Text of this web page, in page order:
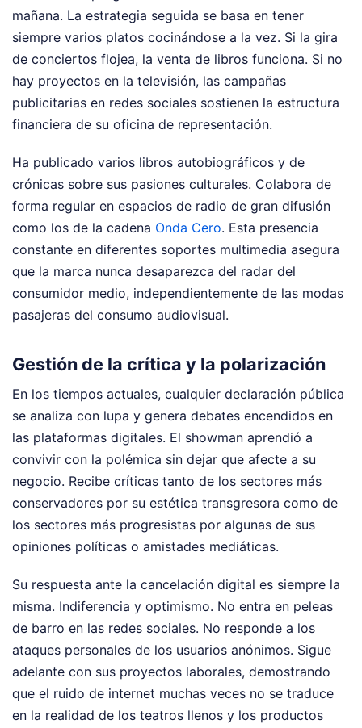
mañana. La estrategia seguida se basa en tener
siempre varios platos cocinándose a la vez. Si la gira
de conciertos flojea, la venta de libros funciona. Si no
hay proyectos en la televisión, las campañas
publicitarias en redes sociales sostienen la estructura
financiera de su oficina de representación.
Ha publicado varios libros autobiográficos y de
crónicas sobre sus pasiones culturales. Colabora de
forma regular en espacios de radio de gran difusión
como los de la cadena Onda Cero. Esta presencia
constante en diferentes soportes multimedia asegura
que la marca nunca desaparezca del radar del
consumidor medio, independientemente de las modas
pasajeras del consumo audiovisual.
Gestión de la crítica y la polarización
En los tiempos actuales, cualquier declaración pública
se analiza con lupa y genera debates encendidos en
las plataformas digitales. El showman aprendió a
convivir con la polémica sin dejar que afecte a su
negocio. Recibe críticas tanto de los sectores más
conservadores por su estética transgresora como de
los sectores más progresistas por algunas de sus
opiniones políticas o amistades mediáticas.
Su respuesta ante la cancelación digital es siempre la
misma. Indiferencia y optimismo. No entra en peleas
de barro en las redes sociales. No responde a los
ataques personales de los usuarios anónimos. Sigue
adelante con sus proyectos laborales, demostrando
que el ruido de internet muchas veces no se traduce
en la realidad de los teatros llenos y los productos